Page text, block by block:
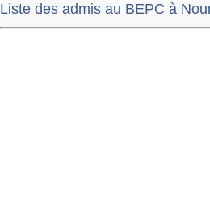
Liste des admis au BEPC à